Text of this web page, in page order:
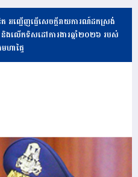
ញ្ជើញធ្វើសេចក្តីរាយការណ៍ដកស្រង់
និងលើកទិសដៅការងារឆ្នាំ២០២៦ របស់
ហាផ្ទៃ